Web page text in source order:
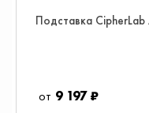
Подставка
9 197 ₽